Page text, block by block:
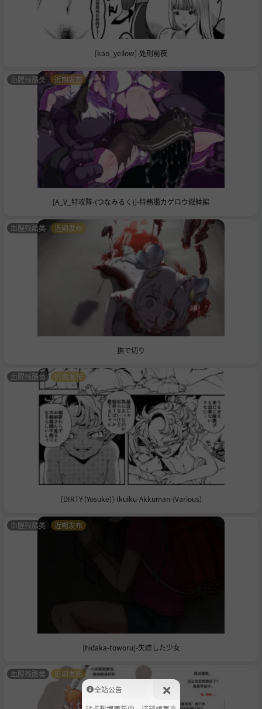
[kao_yellow]-处刑前夜
[A_V_特攻隊-(つなみるく)]-特務艦カゲロウ嶽躰編
血腥残酷类 近期发布
撫で切り
血腥残酷类 近期发布
[DIRTY-(Yosuke)]-Ikuiku-Akkuman-(Various)
血腥残酷类 近期发布
[hidaka-toworu]-失踪した少女
血腥残酷类 近期发布
血腥残酷类
近期发布
全站公告